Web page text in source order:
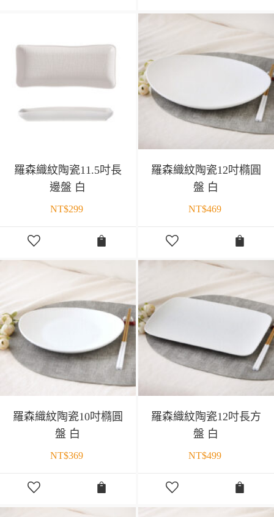
羅森織紋陶瓷11.5吋長
邊盤 白
NT$299
羅森織紋陶瓷12吋橢圓
盤 白
NT$469
羅森織紋陶瓷10吋橢圓
盤 白
NT$369
羅森織紋陶瓷12吋長方
盤 白
NT$499